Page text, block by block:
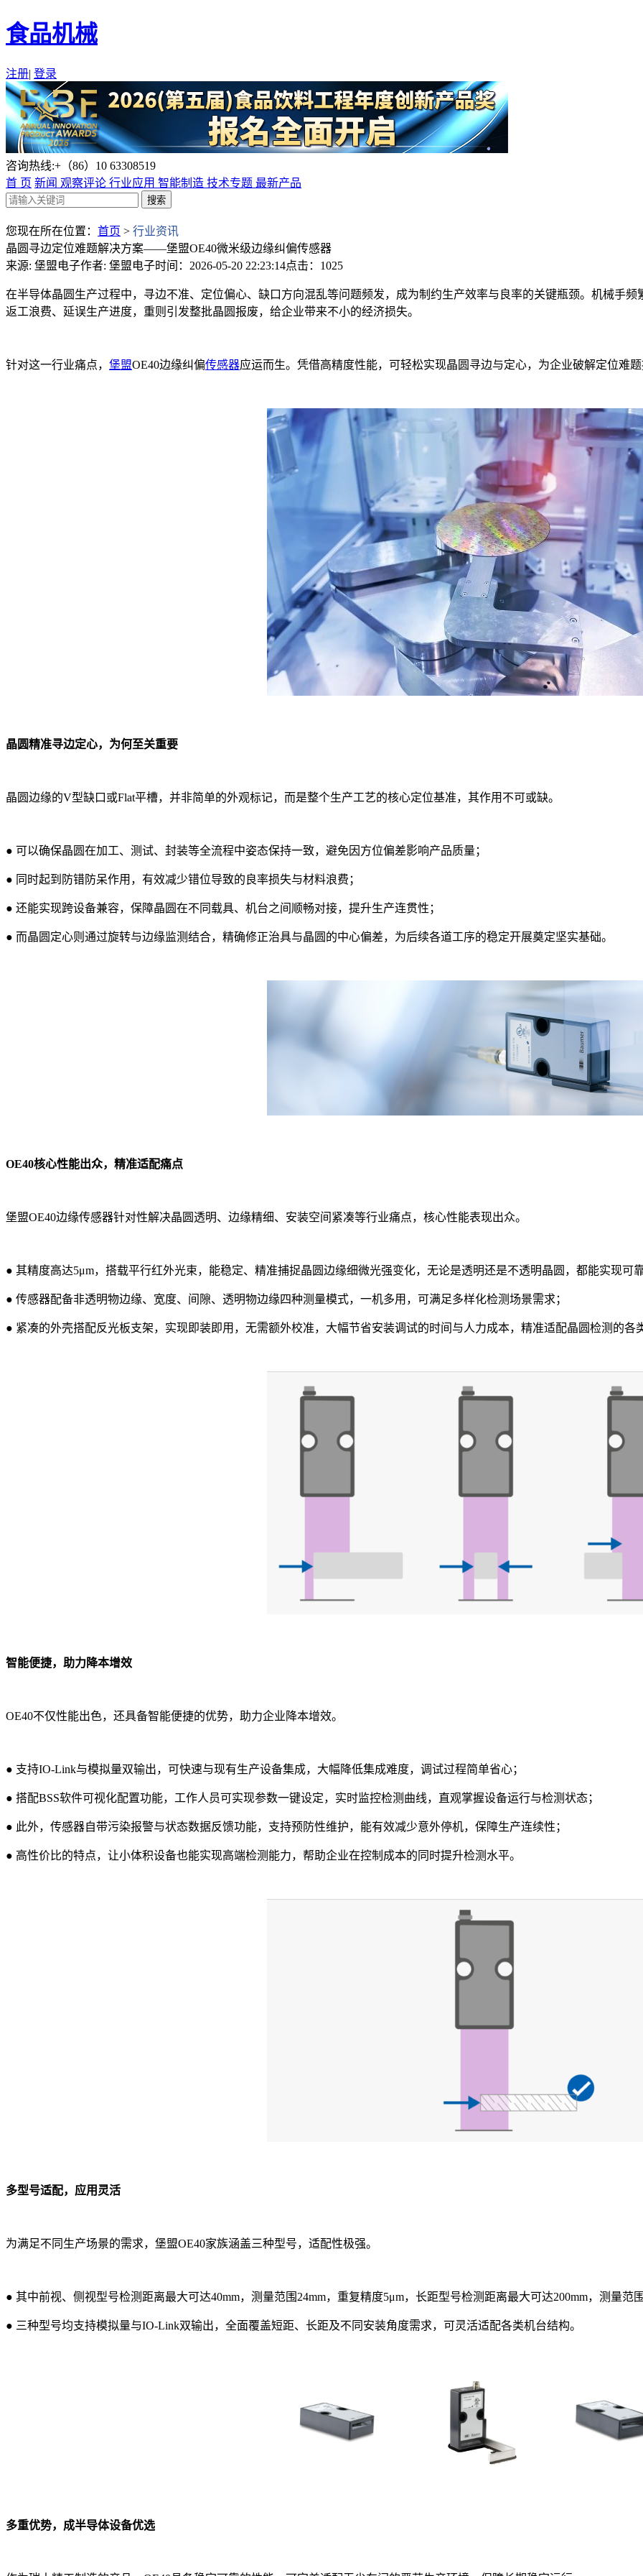
食品机械
注册| 登录
咨询热线:+（86）10 63308519
首 页 新闻 观察评论 行业应用 智能制造 技术专题 最新产品
您现在所在位置： 首页 > 行业资讯
晶圆寻边定位难题解决方案——堡盟OE40微米级边缘纠偏传感器
来源: 堡盟电子作者: 堡盟电子时间：2026-05-20 22:23:14点击：1025
在半导体晶圆生产过程中，寻边不准、定位偏心、缺口方向混乱等问题频发，成为制约生产效率与良率的关键瓶颈。机械手
返工浪费、延误生产进度，重则引发整批晶圆报废，给企业带来不小的经济损失。
针对这一行业痛点， 堡盟OE40边缘纠偏传感器应运而生。凭借高精度性能，可轻松实现晶圆寻边与定心，为企业破解定位难
晶圆精准寻边定心，为何至关重要
晶圆边缘的V型缺口或Flat平槽，并非简单的外观标记，而是整个生产工艺的核心定位基准，其作用不可或缺。
● 可以确保晶圆在加工、测试、封装等全流程中姿态保持一致，避免因方位偏差影响产品质量；
● 同时起到防错防呆作用，有效减少错位导致的良率损失与材料浪费；
● 还能实现跨设备兼容，保障晶圆在不同载具、机台之间顺畅对接，提升生产连贯性；
● 而晶圆定心则通过旋转与边缘监测结合，精确修正治具与晶圆的中心偏差，为后续各道工序的稳定开展奠定坚实基础。
OE40核心性能出众，精准适配痛点
堡盟OE40边缘传感器针对性解决晶圆透明、边缘精细、安装空间紧凑等行业痛点，核心性能表现出众。
● 其精度高达5μm，搭载平行红外光束，能稳定、精准捕捉晶圆边缘细微光强变化，无论是透明还是不透明晶圆，都能实现可
● 传感器配备非透明物边缘、宽度、间隙、透明物边缘四种测量模式，一机多用，可满足多样化检测场景需求；
● 紧凑的外壳搭配反光板支架，实现即装即用，无需额外校准，大幅节省安装调试的时间与人力成本，精准适配晶圆检测的各
智能便捷，助力降本增效
OE40不仅性能出色，还具备智能便捷的优势，助力企业降本增效。
● 支持IO‑Link与模拟量双输出，可快速与现有生产设备集成，大幅降低集成难度，调试过程简单省心；
● 搭配BSS软件可视化配置功能，工作人员可实现参数一键设定，实时监控检测曲线，直观掌握设备运行与检测状态；
● 此外，传感器自带污染报警与状态数据反馈功能，支持预防性维护，能有效减少意外停机，保障生产连续性；
● 高性价比的特点，让小体积设备也能实现高端检测能力，帮助企业在控制成本的同时提升检测水平。
多型号适配，应用灵活
为满足不同生产场景的需求，堡盟OE40家族涵盖三种型号，适配性极强。
● 其中前视、侧视型号检测距离最大可达40mm，测量范围24mm，重复精度5μm，长距型号检测距离最大可达200mm，测量范
● 三种型号均支持模拟量与IO‑Link双输出，全面覆盖短距、长距及不同安装角度需求，可灵活适配各类机台结构。
多重优势，成半导体设备优选